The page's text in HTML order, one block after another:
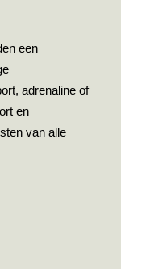
een
adrenaline of
en
van alle